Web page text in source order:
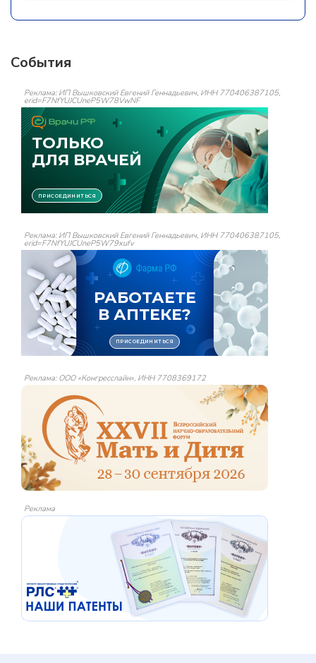
События
Реклама: ИП Вышковский Евгений Геннадьевич, ИНН 770406387105,
erid=F7NfYUJCUneP5W78VwNF
Реклама: ИП Вышковский Евгений Геннадьевич, ИНН 770406387105,
erid=F7NfYUJCUneP5W79xufv
Реклама: ООО «Конгресслайн», ИНН 7708369172
Реклама